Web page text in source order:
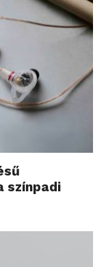
színpadi